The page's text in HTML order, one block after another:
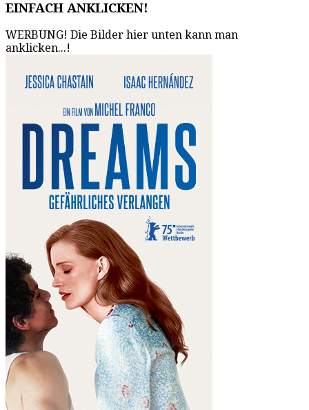
EINFACH ANKLICKEN!
WERBUNG! Die Bilder hier unten kann man
anklicken...!